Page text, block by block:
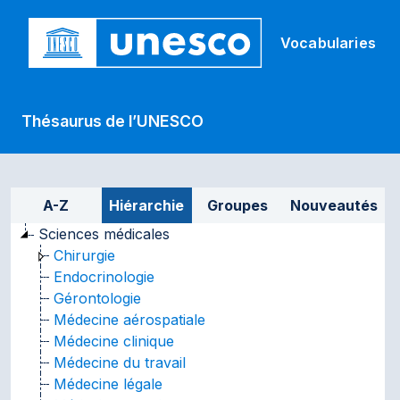
Vocabularies
Thésaurus de l’UNESCO
Sidebar listing: list and
A-Z Hiérarchie Groupes
Nouveautés
Sciences médicales
Chirurgie
Endocrinologie
Gérontologie
Médecine aérospatiale
Médecine clinique
Médecine du travail
Médecine légale